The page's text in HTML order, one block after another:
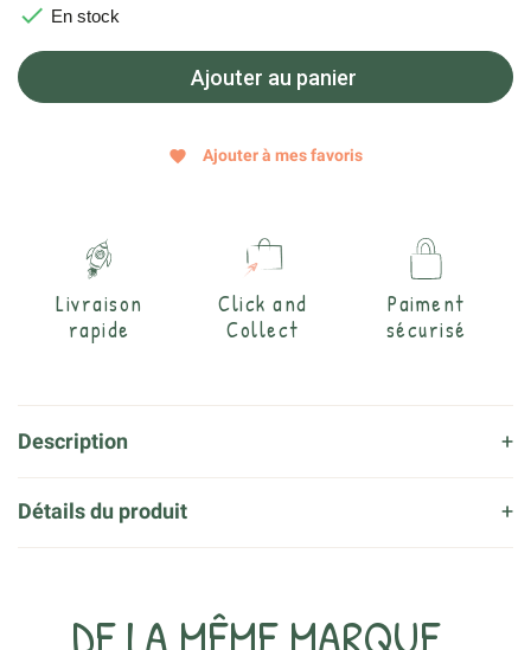
 En stock
Ajouter au panier
favorite Ajouter à mes favoris
Livraison
rapide
Click and
Collect
Paiment
sécurisé
Description
Détails du produit
DE LA MÊME MARQUE